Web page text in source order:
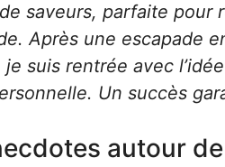
saveurs, parfaite
Après une escapade
suis rentrée avec
Un succès
autour